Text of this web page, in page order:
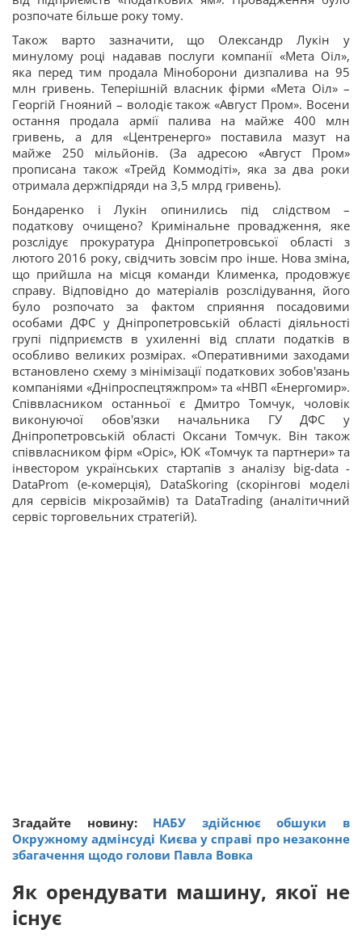
розпочате більше року тому.
Також варто зазначити, що Олександр Лукін у
минулому році надавав послуги компанії «Мета Оіл»,
яка перед тим продала Міноборони дизпалива на 95
млн гривень. Теперішній власник фірми «Мета Оіл» –
Георгій Гнояний – володіє також «Август Пром». Восени
остання продала армії палива на майже 400 млн
гривень, а для «Центренерго» поставила мазут на
майже 250 мільйонів. (За адресою «Август Пром»
прописана також «Трейд Коммодіті», яка за два роки
отримала держпідряди на 3,5 млрд гривень).
Бондаренко і Лукін опинились під слідством –
податкову очищено? Кримінальне провадження, яке
розслідує прокуратура Дніпропетровської області з
лютого 2016 року, свідчить зовсім про інше. Нова зміна,
що прийшла на місця команди Клименка, продовжує
справу. Відповідно до матеріалів розслідування, його
було розпочато за фактом сприяння посадовими
особами ДФС у Дніпропетровській області діяльності
групі підприємств в ухиленні від сплати податків в
особливо великих розмірах. «Оперативними заходами
встановлено схему з мінімізації податкових зобов'язань
компаніями «Дніпроспецтяжпром» та «НВП «Енергомир».
Співвласником останньої є Дмитро Томчук, чоловік
виконуючої обов'язки начальника ГУ ДФС у
Дніпропетровській області Оксани Томчук. Він також
співвласником фірм «Оріс», ЮК «Томчук та партнери» та
інвестором українських стартапів з аналізу big-data -
DataProm (е-комерція), DataSkoring (скорінгові моделі
для сервісів мікрозаймів) та DataTrading (аналітичний
сервіс торговельних стратегій).
Згадайте новину: НАБУ здійснює обшуки в
Окружному адмінсуді Києва у справі про незаконне
збагачення щодо голови Павла Вовка
Як орендувати машину, якої не
існує